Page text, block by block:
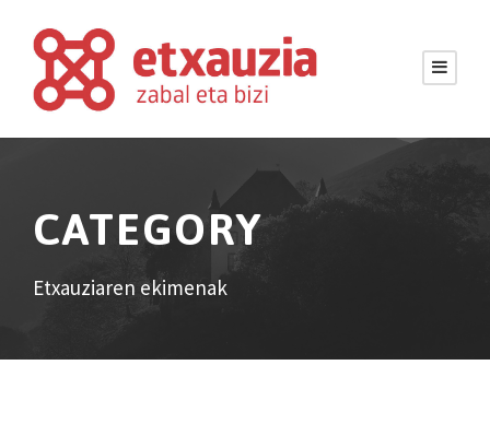
CATEGORY
Etxauziaren ekimenak